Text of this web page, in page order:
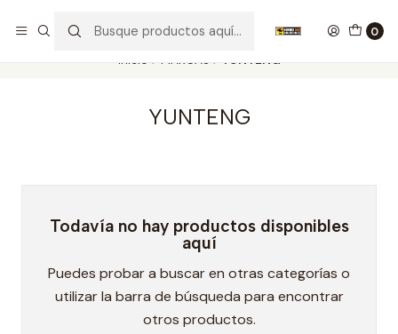
0
Inicio MARCAS YUNTENG
YUNTENG
Todavía no hay productos disponibles
aquí
Puedes probar a buscar en otras categorías o
utilizar la barra de búsqueda para encontrar
otros productos.